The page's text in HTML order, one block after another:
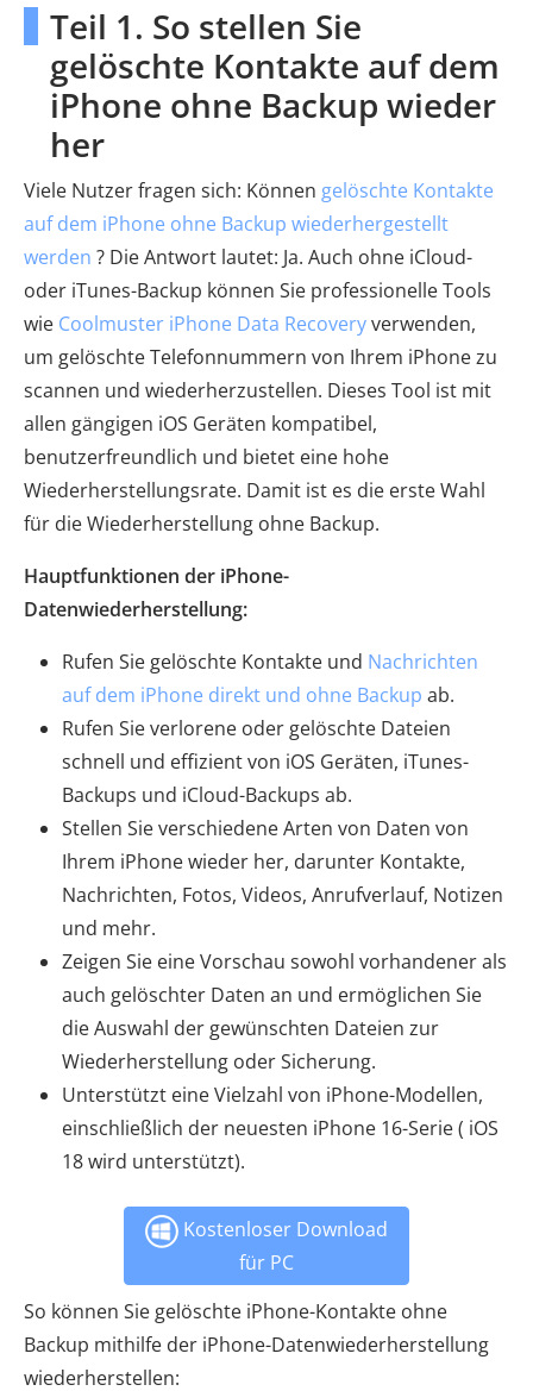
Teil 1. So stellen Sie
gelöschte Kontakte auf dem
iPhone ohne Backup wieder
her
Viele Nutzer fragen sich: Können gelöschte Kontakte
auf dem iPhone ohne Backup wiederhergestellt
werden ? Die Antwort lautet: Ja. Auch ohne iCloud-
oder iTunes-Backup können Sie professionelle Tools
wie Coolmuster iPhone Data Recoveryverwenden,
um gelöschte Telefonnummern von Ihrem iPhone zu
scannen und wiederherzustellen. Dieses Tool ist mit
allen gängigen iOS Geräten kompatibel,
benutzerfreundlich und bietet eine hohe
Wiederherstellungsrate. Damit ist es die erste Wahl
für die Wiederherstellung ohne Backup.
Hauptfunktionen der iPhone-
Datenwiederherstellung:
Rufen Sie gelöschte Kontakte und Nachrichten
auf dem iPhone direkt und ohne Backup ab.
Rufen Sie verlorene oder gelöschte Dateien
schnell und effizient von iOS Geräten, iTunes-
Backups und iCloud-Backups ab.
Stellen Sie verschiedene Arten von Daten von
Ihrem iPhone wieder her, darunter Kontakte,
Nachrichten, Fotos, Videos, Anrufverlauf, Notizen
und mehr.
Zeigen Sie eine Vorschau sowohl vorhandener als
auch gelöschter Daten an und ermöglichen Sie
die Auswahl der gewünschten Dateien zur
Wiederherstellung oder Sicherung.
Unterstützt eine Vielzahl von iPhone-Modellen,
einschließlich der neuesten iPhone 16-Serie ( iOS
18 wird unterstützt).
Kostenloser Download
für PC
So können Sie gelöschte iPhone-Kontakte ohne
Backup mithilfe der iPhone-Datenwiederherstellung
wiederherstellen: